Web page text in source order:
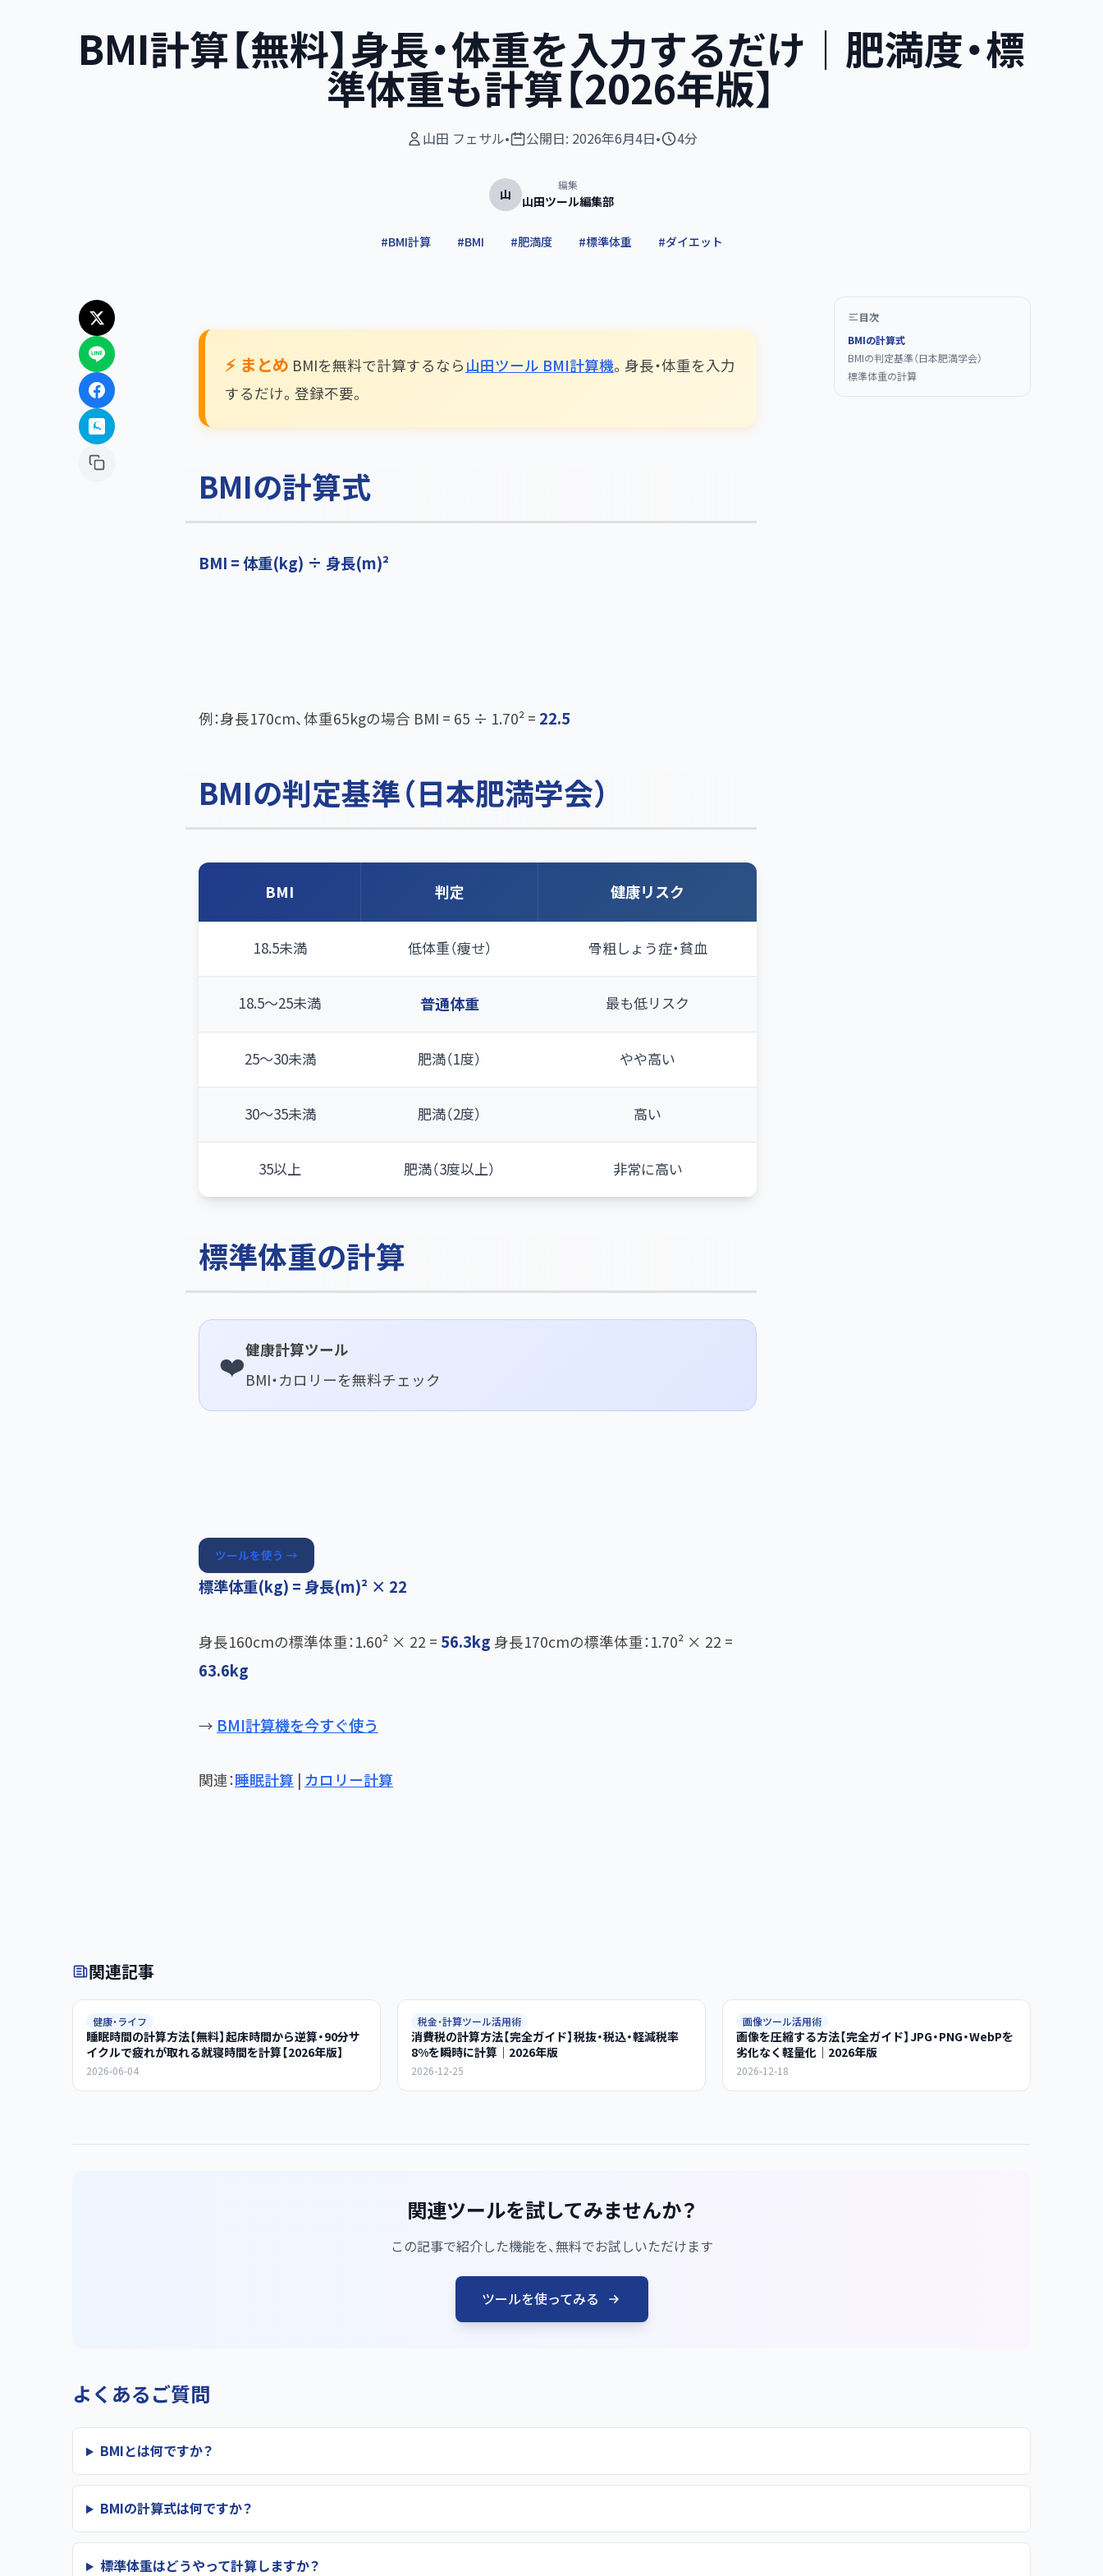
BMI計算【無料】身長・体重を入力するだけ｜肥満度・標
準体重も計算【2026年版】
山田 フェサル• 公開日: 2026年6月4日 • 4分
山
編集
山田ツール編集部
# BMI計算 # BMI #肥満度 #標準体重 #ダイエット
⚡ まとめ BMIを無料で計算するなら 山田ツール BMI計算機。身長・体重を入力
するだけ。登録不要。
BMIの計算式
BMI = 体重(kg) ÷ 身長(m)²
例：身長170cm、体重65kgの場合 BMI = 65 ÷ 1.70² = 22.5
BMIの判定基準（日本肥満学会）
BMI 判定 健康リスク
18.5未満 低体重（痩せ） 骨粗しょう症・貧血
18.5〜25未満 普通体重 最も低リスク
25〜30未満 肥満（1度） やや高い
30〜35未満 肥満（2度） 高い
35以上 肥満（3度以上） 非常に高い
標準体重の計算
❤️
健康計算ツール
BMI・カロリーを無料チェック
ツールを使う →
標準体重(kg) = 身長(m)² × 22
身長160cmの標準体重：1.60² × 22 = 56.3kg 身長170cmの標準体重：1.70² × 22 =
63.6kg
→ BMI計算機を今すぐ使う
関連：睡眠計算 カロリー計算
目次
BMIの計算式
BMIの判定基準（日本肥満学会）
標準体重の計算
関連記事
健康・ライフ
睡眠時間の計算方法【無料】起床時間から逆算・90分サ
イクルで疲れが取れる就寝時間を計算【2026年版】
2026-06-04
税金・計算ツール活用術
消費税の計算方法【完全ガイド】税抜・税込・軽減税率
8%を瞬時に計算｜2026年版
2026-12-25
画像ツール活用術
画像を圧縮する方法【完全ガイド】JPG・PNG・WebPを
劣化なく軽量化｜2026年版
2026-12-18
関連ツールを試してみませんか？
この記事で紹介した機能を、無料でお試しいただけます
ツールを使ってみる
よくあるご質問
BMIとは何ですか？
BMIの計算式は何ですか？
標準体重はどうやって計算しますか？